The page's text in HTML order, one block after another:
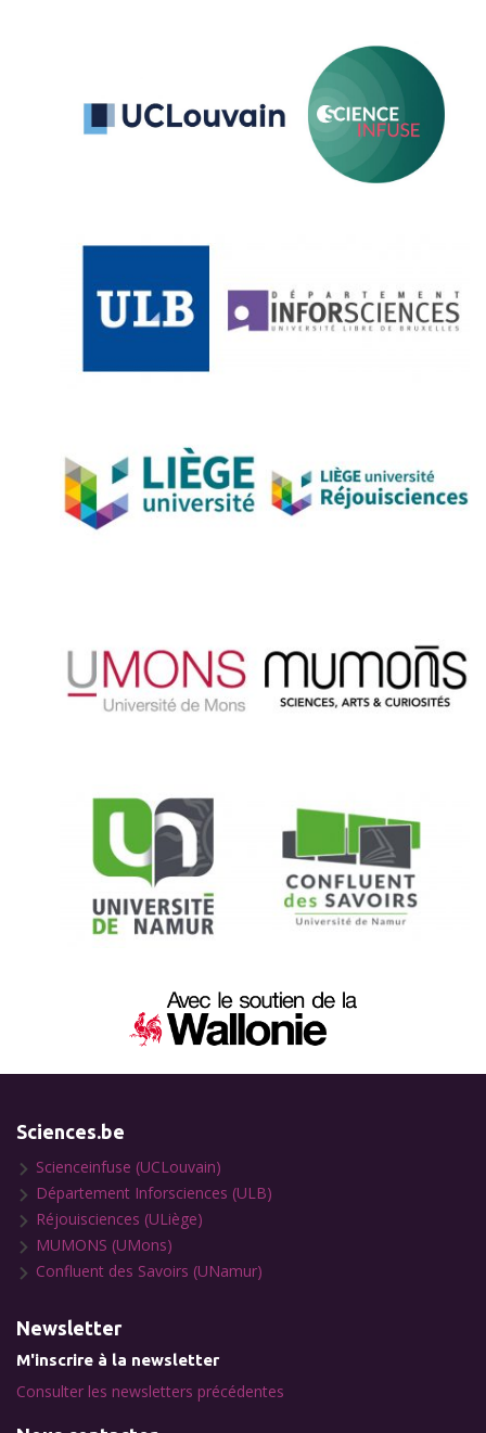
Sciences.be
Scienceinfuse (UCLouvain)
Département Inforsciences (ULB)
Réjouisciences (ULiège)
MUMONS (UMons)
Confluent des Savoirs (UNamur)
Newsletter
M'inscrire à la newsletter
Consulter les newsletters précédentes